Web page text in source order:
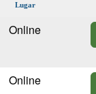
Lugar
Online
Online